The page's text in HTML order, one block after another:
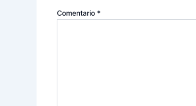
Comentario *